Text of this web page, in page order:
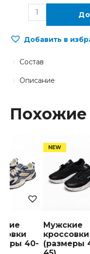
Добавить в
Описание
Состав
Похожие
40-
Мужские
кроссовки
(размеры